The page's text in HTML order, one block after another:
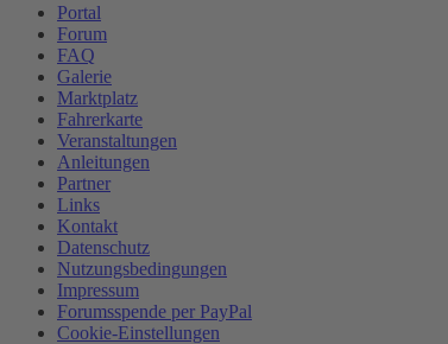
Portal
Forum
FAQ
Galerie
Marktplatz
Fahrerkarte
Veranstaltungen
Anleitungen
Partner
Links
Kontakt
Datenschutz
Nutzungsbedingungen
Impressum
Forumsspende per PayPal
Cookie-Einstellungen